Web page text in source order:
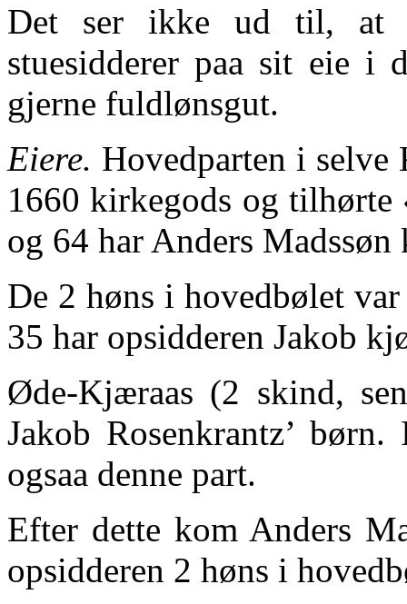
Det ser ikke ud til, at
stuesidderer paa sit eie i
gjerne fuldlønsgut.
Eiere. Hovedparten i
1660 kirkegods og
og 64 har Anders
De 2 høns i hovedbølet
35 har opsidderen Jakob
Øde-Kjæraas (2 skind,
Jakob Rosenkrantz’
ogsaa denne part.
Efter dette kom Anders
opsidderen 2 høns i